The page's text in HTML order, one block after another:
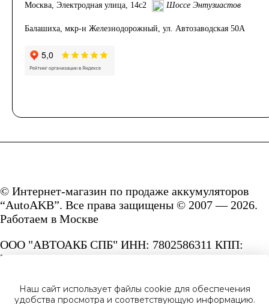
Москва, Электродная улица, 14с2 Шоссе Энтузиастов
Балашиха, мкр-н Железнодорожный, ул. Автозаводская 50А
© Интернет-магазин по продаже аккумуляторов
“AutoAKB”. Все права защищены © 2007 — 2026.
Работаем в Москве
ООО "АВТОАКБ СПБ" ИНН: 7802586311 КПП:
780201001 ОГРН: 1167847287156.
Сайт под защитой reCAPTCHA и Google
Privacy PolicyиTerms of Service.
Наш сайт использует файлы cookie для обеспечения
удобства просмотра и соответствующую информацию.